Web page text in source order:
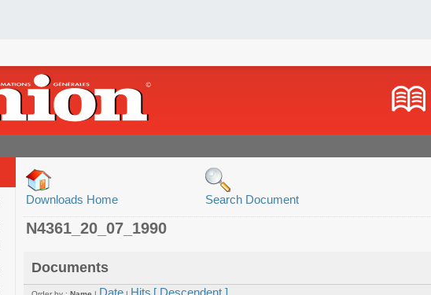
Downloads Home Search Document
N4361_20_07_1990
Documents
Date Hits [ Descendent ]